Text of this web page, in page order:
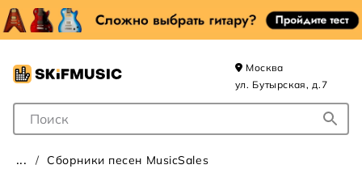
Поле для Поиска
Москва
ул. Бутырская, д.7
Сборники песен MusicSales